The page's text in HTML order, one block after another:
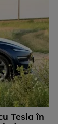
Tesla în